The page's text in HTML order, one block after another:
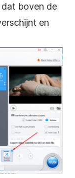
dat boven de
en